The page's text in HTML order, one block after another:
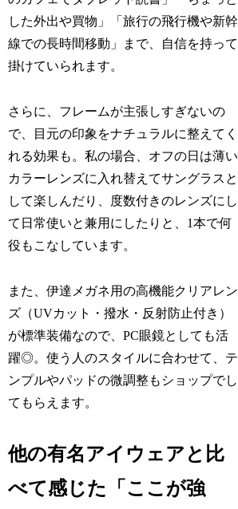
した外出や買物」「旅行の飛行機や新幹
線での長時間移動」まで、自信を持って
掛けていられます。
さらに、フレームが主張しすぎないの
で、目元の印象をナチュラルに整えてく
れる効果も。私の場合、オフの日は薄い
カラーレンズに入れ替えてサングラスと
して楽しんだり、度数付きのレンズにし
て日常使いと兼用にしたりと、1本で何
役もこなしています。
また、伊達メガネ用の高機能クリアレン
ズ（UVカット・撥水・反射防止付き）
が標準装備なので、PC眼鏡としても活
躍◎。使う人のスタイルに合わせて、テ
ンプルやパッドの微調整もショップでし
てもらえます。
他の有名アイウェアと比
べて感じた「ここが強